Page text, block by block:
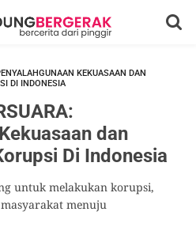
KEKUASAAN DAN
DI INDONESIA
dan
Di Indonesia
untuk melakukan korupsi,
menuju